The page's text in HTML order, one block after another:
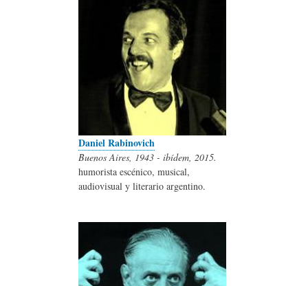
Daniel Rabinovich
Buenos Aires, 1943 - ibídem, 2015.
humorista escénico, musical,
audiovisual y literario argentino.